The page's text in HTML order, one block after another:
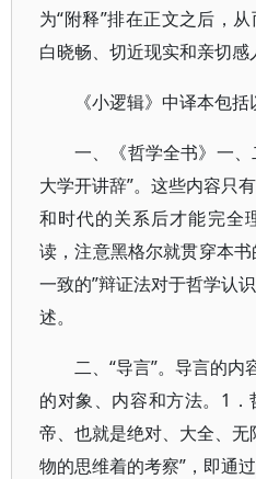
为“附释”排在正文之后，
白晓畅、切近现实和亲切感
《小逻辑》中译本包括
一、《哲学全书》一、
大学开讲辞”。这些内容只
和时代的关系后才能完全
读，注意黑格尔就贯穿本书
一致的”辩证法对于哲学认
述。
二、“导言”。导言的
的对象、内容和方法。1
帝、也就是绝对、大全、
物的思维着的考察”，即通